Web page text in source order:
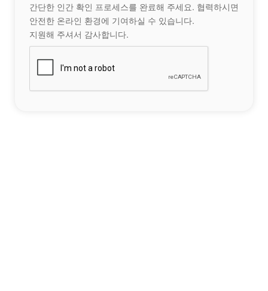
간단한 인간 확인 프로세스를 완료해 주세요. 협력하시면
안전한 온라인 환경에 기여하실 수 있습니다.
지원해 주셔서 감사합니다.